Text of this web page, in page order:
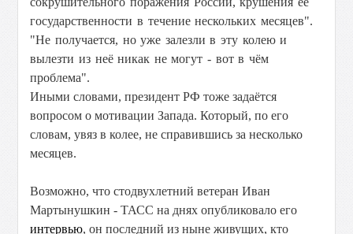
государственности в течение нескольких месяцев".
"Не получается, но уже залезли в эту колею и
вылезти из неё никак не могут - вот в чём
проблема".
Иными словами, президент РФ тоже задаётся
вопросом о мотивации Запада. Который, по его
словам, увяз в колее, не справившись за несколько
месяцев.
Возможно, что стодвухлетний ветеран Иван
Мартынушкин - ТАСС на днях опубликовало его
интервью, он последний из ныне живущих, кто